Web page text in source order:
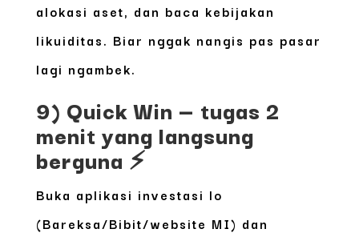
alokasi aset, dan baca kebijakan
likuiditas. Biar nggak nangis pas pasar
lagi ngambek.
9) Quick Win — tugas 2
menit yang langsung
berguna ⚡
Buka aplikasi investasi lo
(Bareksa/Bibit/website MI) dan